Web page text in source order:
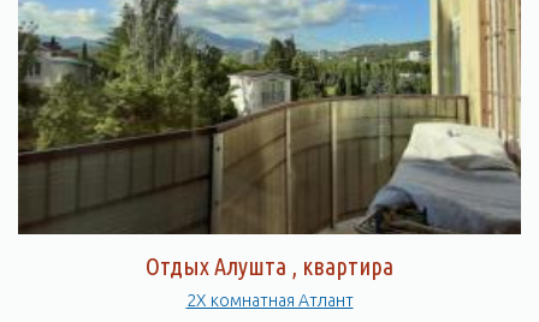
Отдых Алушта , квартира
2Х комнатная Атлант